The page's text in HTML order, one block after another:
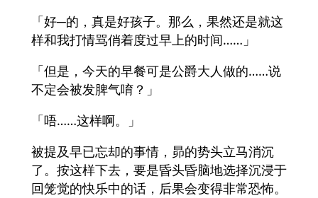
「好─的，真是好孩子。那么，果然还是就这
样和我打情骂俏着度过早上的时间……」
「但是，今天的早餐可是公爵大人做的……说
不定会被发脾气唷？」
「唔……这样啊。」
被提及早已忘却的事情，昴的势头立马消沉
了。按这样下去，要是昏头昏脑地选择沉浸于
回笼觉的快乐中的话，后果会变得非常恐怖。